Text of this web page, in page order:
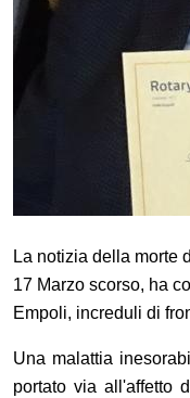
La notizia della morte
17 Marzo scorso, ha
Empoli, increduli di
Una malattia
portato via all'affetto